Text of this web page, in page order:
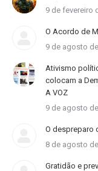
9 de fevereiro
O Acordo de
9 de agosto
Ativismo
colocam a
A VOZ
9 de agosto
O despreparo
8 de agosto
Gratidão e